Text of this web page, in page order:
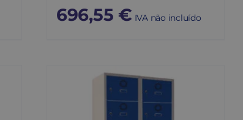
696,55 € IVA não incluído